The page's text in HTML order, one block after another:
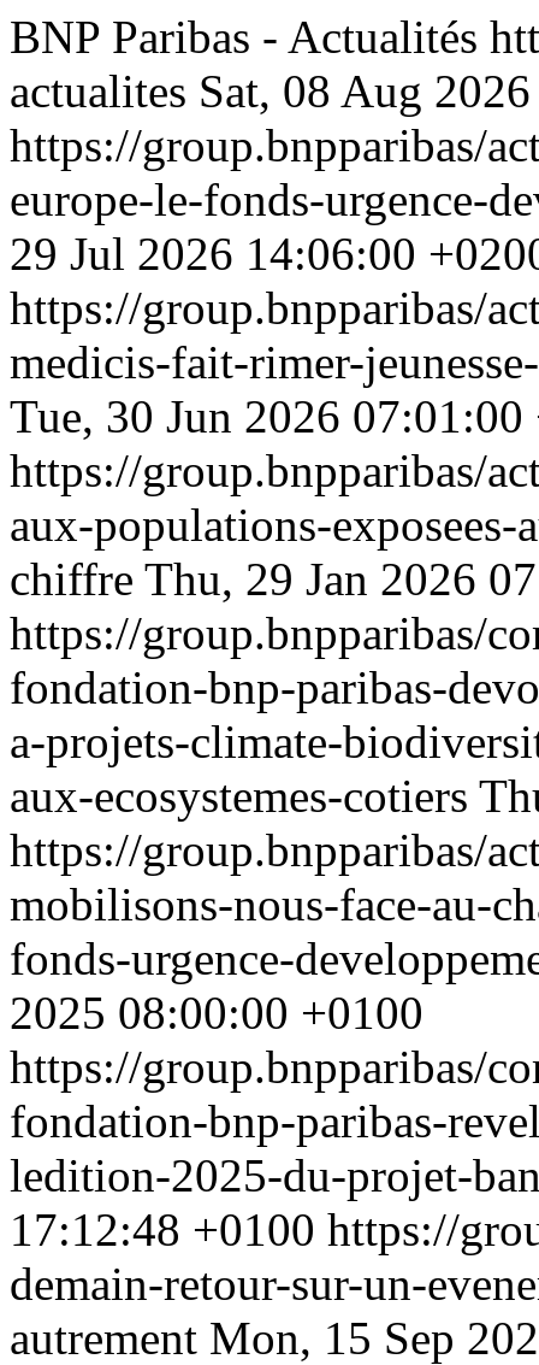
BNP Paribas - Actualités
actualites Sat, 08 Aug
https://group.bnpparibas/
europe-le-fonds-urgence-
29 Jul 2026 14:06:00
https://group.bnpparibas/
medicis-fait-rimer-
Tue, 30 Jun 2026 07:01:00
https://group.bnpparibas/
aux-populations-
chiffre Thu, 29 Jan 2026
https://group.bnpparibas/
fondation-bnp-paribas-
a-projets-climate-
aux-ecosystemes-cotiers
https://group.bnpparibas/
mobilisons-nous-face-au-
fonds-urgence-
2025 08:00:00 +0100
https://group.bnpparibas/
fondation-bnp-paribas-
ledition-2025-du-projet-
17:12:48 +0100 https://
demain-retour-sur-un-
autrement Mon, 15 Sep